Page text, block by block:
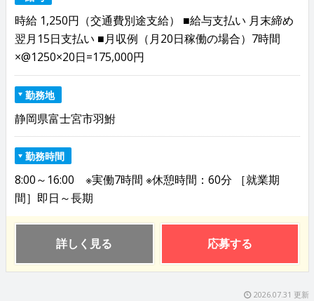
時給 1,250円（交通費別途支給） ■給与支払い 月末締め
翌月15日支払い ■月収例（月20日稼働の場合）7時間
×@1250×20日=175,000円
勤務地
静岡県富士宮市羽鮒
勤務時間
8:00～16:00 ※実働7時間 ※休憩時間：60分 ［就業期
間］即日～長期
詳しく見る 応募する
2026.07.31 更新